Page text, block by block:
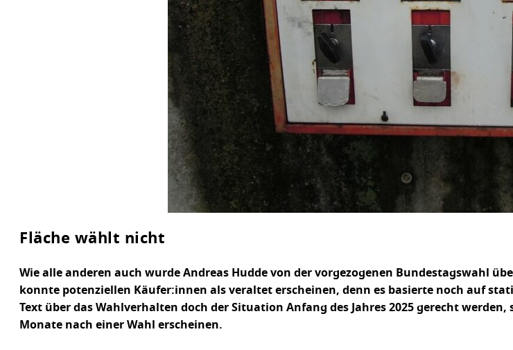
Fläche wählt nicht
Wie alle anderen auch wurde Andreas Hudde von der vorgezogenen Bundestagswahl
konnte potenziellen Käufer:innen als veraltet erscheinen, denn es basierte noch auf
Text über das Wahlverhalten doch der Situation Anfang des Jahres 2025 gerecht
Monate nach einer Wahl erscheinen.